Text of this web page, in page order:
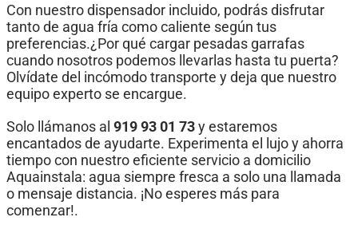
Con nuestro dispensador incluido, podrás disfrutar
tanto de agua fría como caliente según tus
preferencias.¿Por qué cargar pesadas garrafas
cuando nosotros podemos llevarlas hasta tu puerta?
Olvídate del incómodo transporte y deja que nuestro
equipo experto se encargue.
Solo llámanos al 919 93 01 73y estaremos
encantados de ayudarte. Experimenta el lujo y ahorra
tiempo con nuestro eficiente servicio a domicilio
Aquainstala: agua siempre fresca a solo una llamada
o mensaje distancia. ¡No esperes más para
comenzar!.